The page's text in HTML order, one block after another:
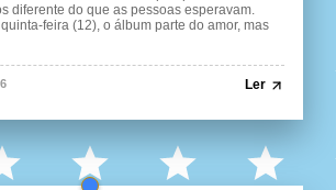
diferente do que as pessoas esperavam.
feira (12), o álbum parte do amor, mas
Ler